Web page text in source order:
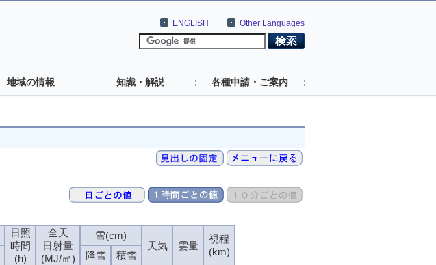
Other Languages
ENGLISH
地域の情報 知識・解説 各種申請・ご案内
日照
時間
(h)
全天
日射量
(MJ/㎡)
雪(cm)
天気
雲量
視程
(km)
降雪
積雪